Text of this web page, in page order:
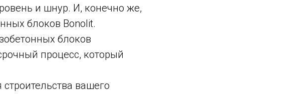
и шнур. И, конечно же,
блоков Bonolit.
блоков
процесс, который
вашего